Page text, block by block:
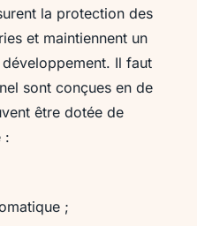
la protection des
et maintiennent un
Il faut
sont conçues en de
être dotée de
:
;